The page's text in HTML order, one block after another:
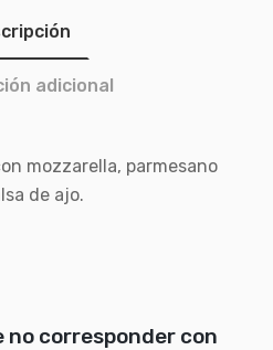
adicional
mozzarella, parmesano
de ajo.
no corresponder con